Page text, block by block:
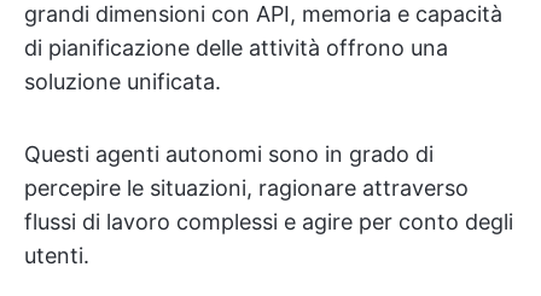
grandi dimensioni con API, memoria e capacità
di pianificazione delle attività offrono una
soluzione unificata.
Questi agenti autonomi sono in grado di
percepire le situazioni, ragionare attraverso
flussi di lavoro complessi e agire per conto degli
utenti.